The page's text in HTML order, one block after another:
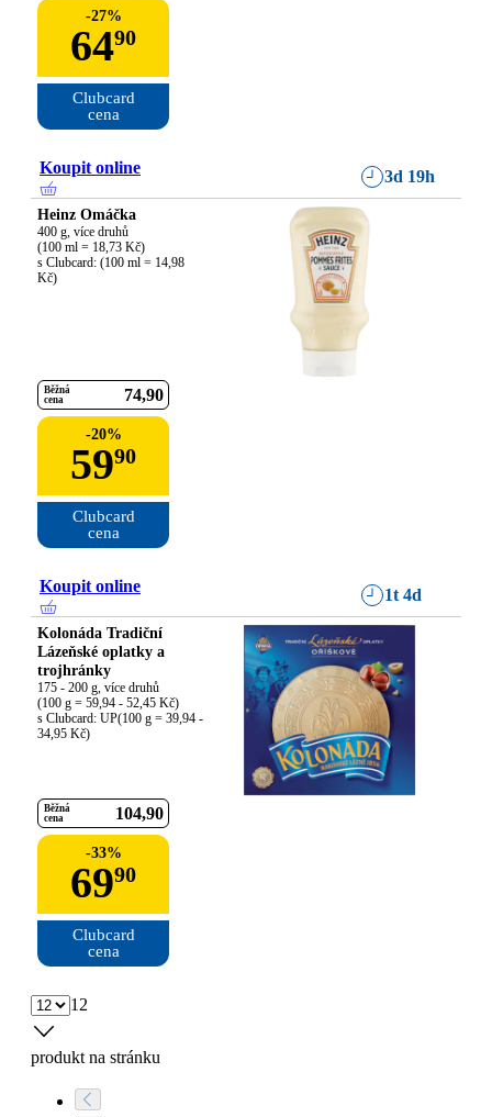
-27%
6490
Clubcard
cena
Koupit online 3d 19h
Heinz Omáčka
400 g, více druhů
(100 ml = 18,73 Kč)
s Clubcard: (100 ml = 14,98
Kč)
Běžná
cena
74 90
-20%
5990
Clubcard
cena
Koupit online 1t 4d
Kolonáda Tradiční
Lázeňské oplatky a
trojhránky
175 - 200 g, více druhů
(100 g = 59,94 - 52,45 Kč)
s Clubcard: UP(100 g = 39,94 -
34,95 Kč)
Běžná
cena
104 90
-33%
6990
Clubcard
cena
12
produkt na stránku